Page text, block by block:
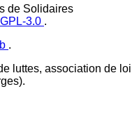
de Solidaires
3.0 .
.
luttes, association de loi